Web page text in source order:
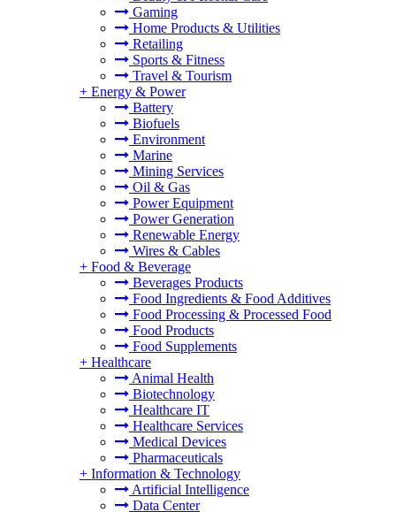
Gaming
Home Products & Utilities
Retailing
Sports & Fitness
Travel & Tourism
+ Energy & Power
Battery
Biofuels
Environment
Marine
Mining Services
Oil & Gas
Power Equipment
Power Generation
Renewable Energy
Wires & Cables
+ Food & Beverage
Beverages Products
Food Ingredients & Food Additives
Food Processing & Processed Food
Food Products
Food Supplements
+ Healthcare
Animal Health
Biotechnology
Healthcare IT
Healthcare Services
Medical Devices
Pharmaceuticals
+ Information & Technology
Artificial Intelligence
Data Center